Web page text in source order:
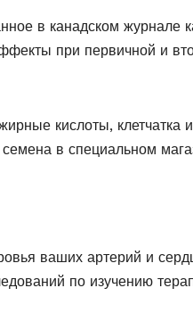
в канадском
при первичной и
кислоты,
в специальном
ваших артерий и
по изучению